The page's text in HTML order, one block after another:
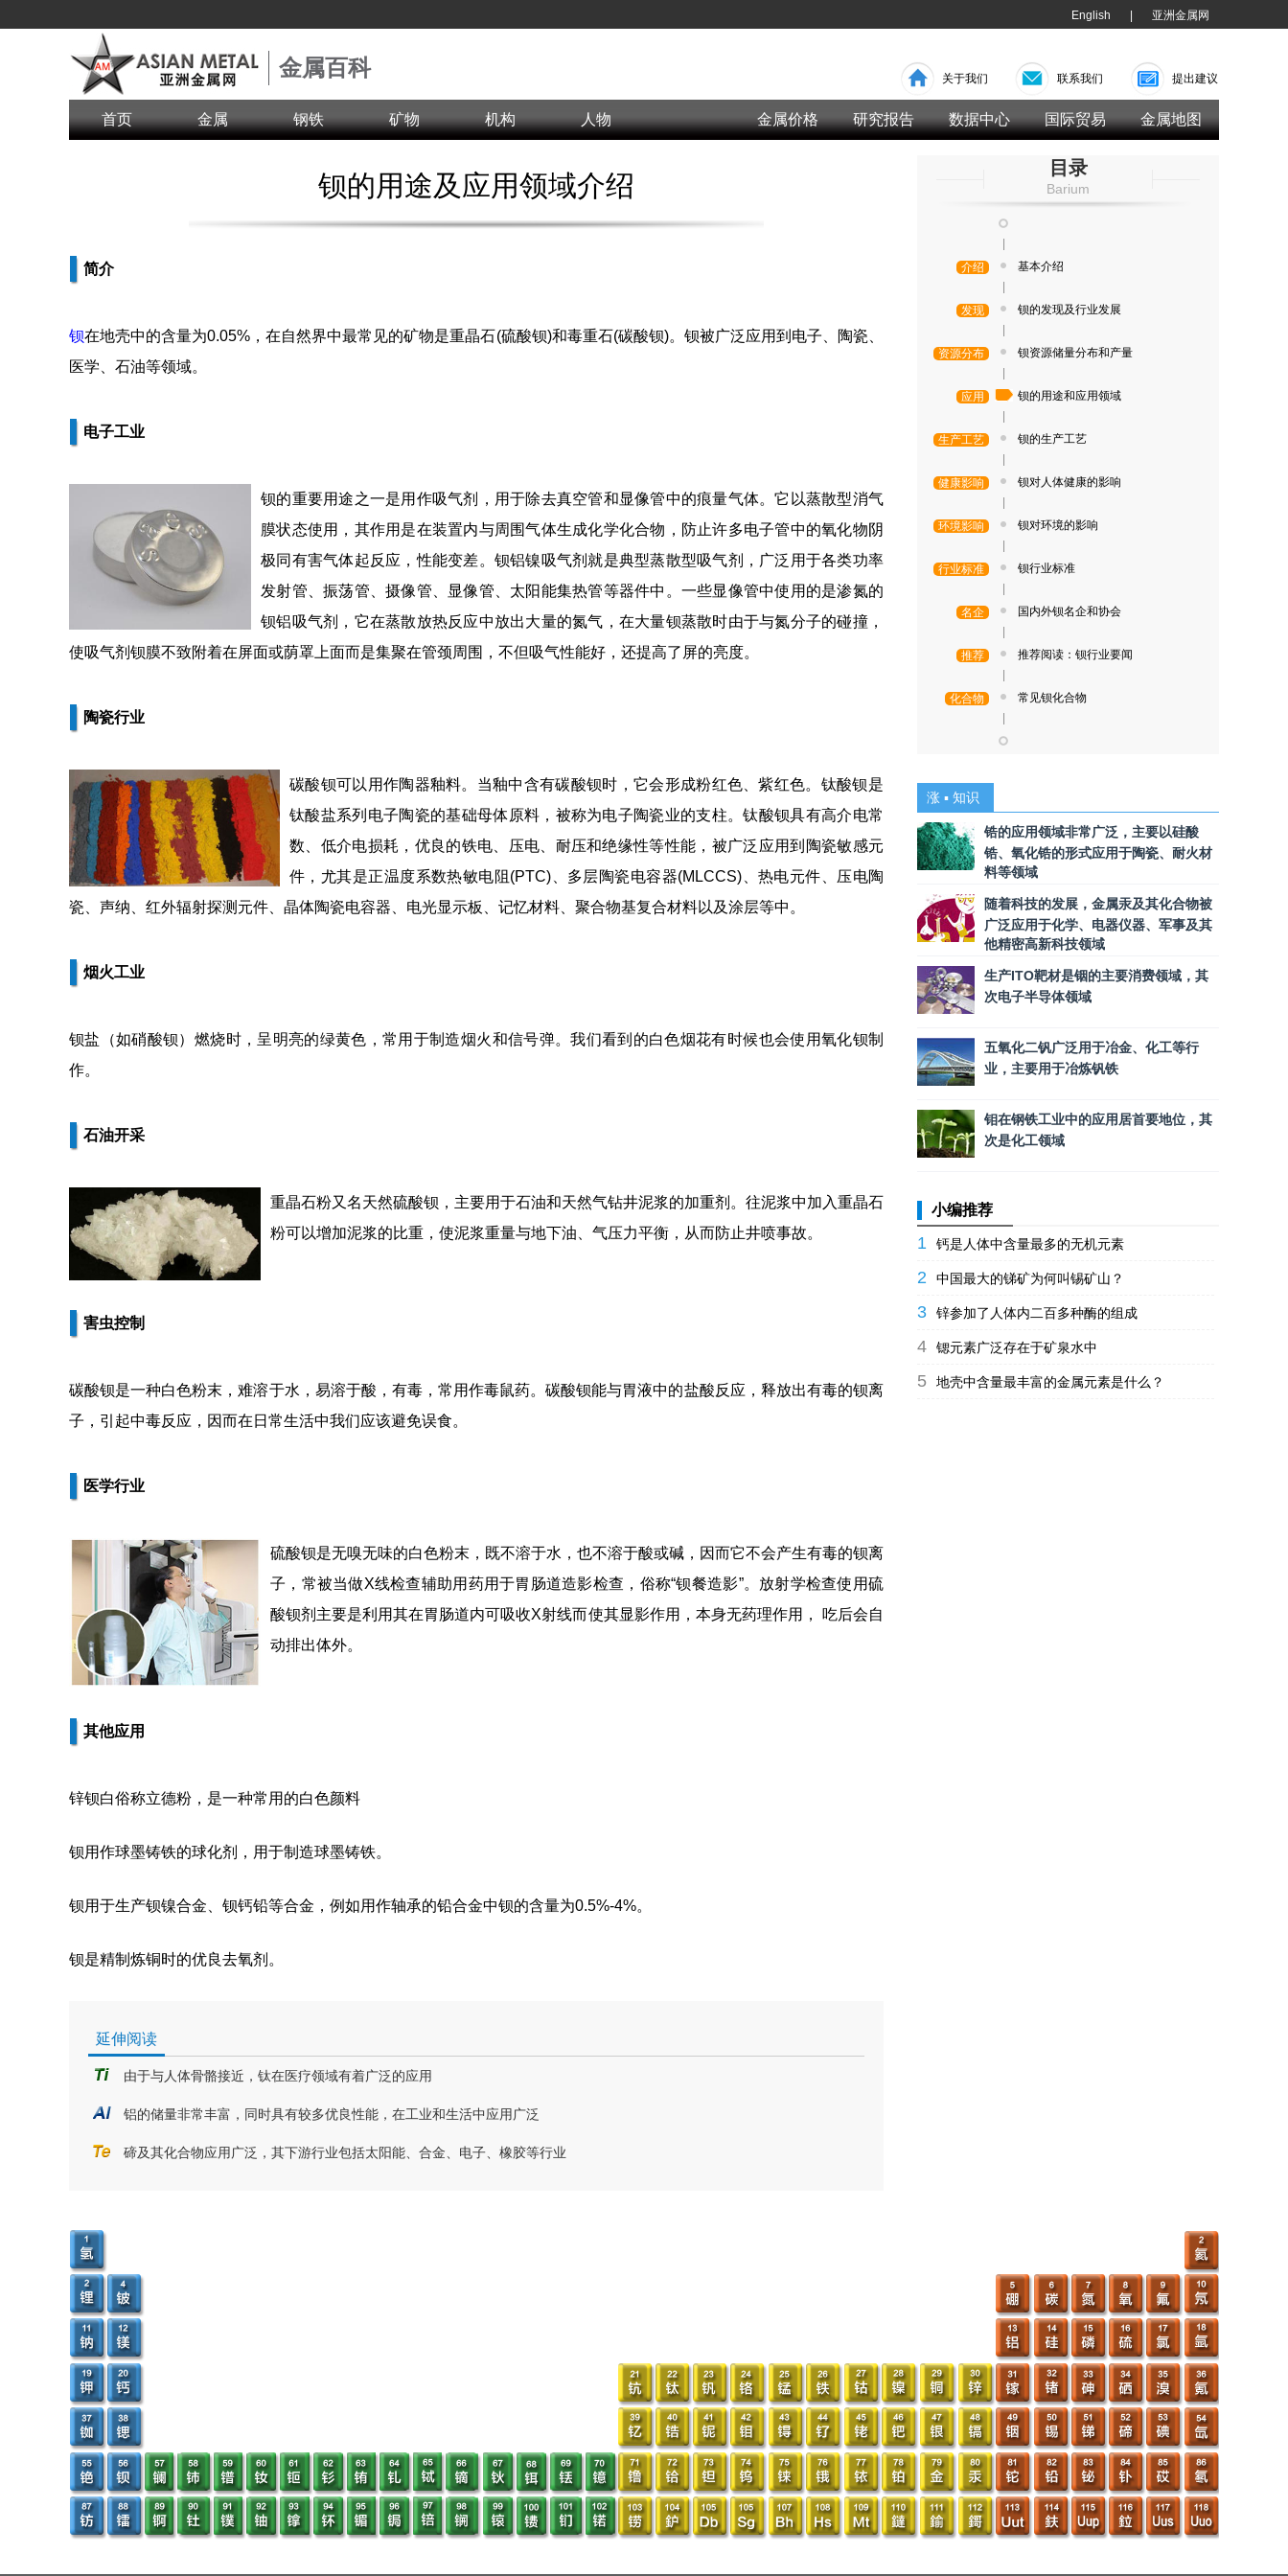
亚洲金属网
English
金属百科 关于我们 联系我们 提出建议
首页 金属 钢铁 矿物 机构 人物 金属价格 研究报告 数据中心 国际贸易 金属地图
钡的用途及应用领域介绍
简介
钡在地壳中的含量为0.05%，在自然界中最常见的矿物是重晶石(硫酸钡)和毒重石(碳酸钡)。钡被广泛应用到电子、陶瓷、
医学、石油等领域。
电子工业
钡的重要用途之一是用作吸气剂，用于除去真空管和显像管中的痕量气体。它以蒸散型消气
膜状态使用，其作用是在装置内与周围气体生成化学化合物，防止许多电子管中的氧化物阴
极同有害气体起反应，性能变差。钡铝镍吸气剂就是典型蒸散型吸气剂，广泛用于各类功率
发射管、振荡管、摄像管、显像管、太阳能集热管等器件中。一些显像管中使用的是渗氮的
钡铝吸气剂，它在蒸散放热反应中放出大量的氮气，在大量钡蒸散时由于与氮分子的碰撞，
使吸气剂钡膜不致附着在屏面或荫罩上面而是集聚在管颈周围，不但吸气性能好，还提高了屏的亮度。
陶瓷行业
碳酸钡可以用作陶器釉料。当釉中含有碳酸钡时，它会形成粉红色、紫红色。钛酸钡是
钛酸盐系列电子陶瓷的基础母体原料，被称为电子陶瓷业的支柱。钛酸钡具有高介电常
数、低介电损耗，优良的铁电、压电、耐压和绝缘性等性能，被广泛应用到陶瓷敏感元
件，尤其是正温度系数热敏电阻(PTC)、多层陶瓷电容器(MLCCS)、热电元件、压电陶
瓷、声纳、红外辐射探测元件、晶体陶瓷电容器、电光显示板、记忆材料、聚合物基复合材料以及涂层等中。
烟火工业
钡盐（如硝酸钡）燃烧时，呈明亮的绿黄色，常用于制造烟火和信号弹。我们看到的白色烟花有时候也会使用氧化钡制
作。
石油开采
重晶石粉又名天然硫酸钡，主要用于石油和天然气钻井泥浆的加重剂。往泥浆中加入重晶石
粉可以增加泥浆的比重，使泥浆重量与地下油、气压力平衡，从而防止井喷事故。
害虫控制
碳酸钡是一种白色粉末，难溶于水，易溶于酸，有毒，常用作毒鼠药。碳酸钡能与胃液中的盐酸反应，释放出有毒的钡离
子，引起中毒反应，因而在日常生活中我们应该避免误食。
医学行业
硫酸钡是无嗅无味的白色粉末，既不溶于水，也不溶于酸或碱，因而它不会产生有毒的钡离
子，常被当做X线检查辅助用药用于胃肠道造影检查，俗称“钡餐造影”。放射学检查使用硫
酸钡剂主要是利用其在胃肠道内可吸收X射线而使其显影作用，本身无药理作用， 吃后会自
动排出体外。
其他应用
锌钡白俗称立德粉，是一种常用的白色颜料
钡用作球墨铸铁的球化剂，用于制造球墨铸铁。
钡用于生产钡镍合金、钡钙铅等合金，例如用作轴承的铅合金中钡的含量为0.5%-4%。
钡是精制炼铜时的优良去氧剂。
目录
Barium
介绍
发现
资源分布
应用
生产工艺
健康影响
环境影响
行业标准
名企
推荐
化合物
基本介绍
钡的发现及行业发展
钡资源储量分布和产量
钡的用途和应用领域
钡的生产工艺
钡对人体健康的影响
钡对环境的影响
钡行业标准
国内外钡名企和协会
推荐阅读：钡行业要闻
常见钡化合物
涨 ▪ 知识
锆的应用领域非常广泛，主要以硅酸
锆、氧化锆的形式应用于陶瓷、耐火材
料等领域
随着科技的发展，金属汞及其化合物被
广泛应用于化学、电器仪器、军事及其
他精密高新科技领域
生产ITO靶材是铟的主要消费领域，其
次电子半导体领域
五氧化二钒广泛用于冶金、化工等行
业，主要用于冶炼钒铁
钼在钢铁工业中的应用居首要地位，其
次是化工领域
小编推荐
1 钙是人体中含量最多的无机元素
2 中国最大的锑矿为何叫锡矿山？
3 锌参加了人体内二百多种酶的组成
4 锶元素广泛存在于矿泉水中
5 地壳中含量最丰富的金属元素是什么？
延伸阅读
由于与人体骨骼接近，钛在医疗领域有着广泛的应用
铝的储量非常丰富，同时具有较多优良性能，在工业和生活中应用广泛
碲及其化合物应用广泛，其下游行业包括太阳能、合金、电子、橡胶等行业